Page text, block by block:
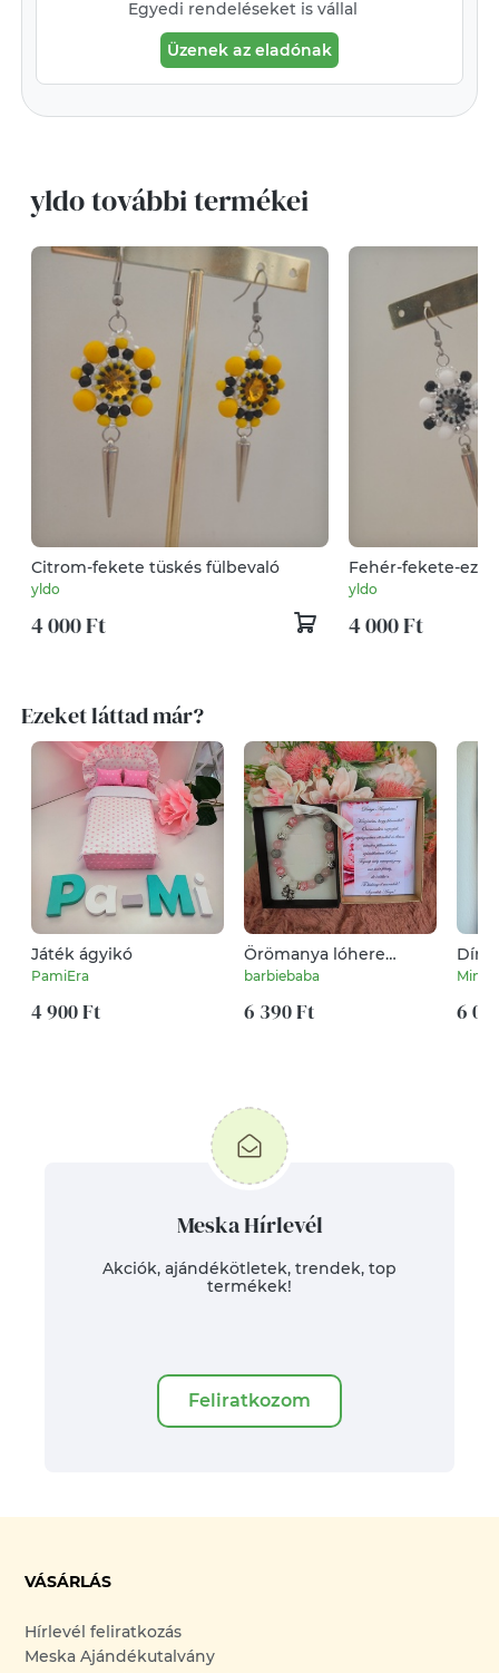
Egyedi rendeléseket is vállal
Üzenek az eladónak
yldo további termékei
Citrom-fekete tüskés fülbevaló
yldo
4 000 Ft
Fehér-fekete-
fülbevaló
yldo
4 000 Ft
Ezeket láttad már?
Játék ágyikó
PamiEra
4 900 Ft
Örömanya lóhere
karkötő
barbiebaba
6 390 Ft
Dínó
6
Meska Hírlevél
Akciók, ajándékötletek, trendek, top
termékek!
Feliratkozom
VÁSÁRLÁS
Hírlevél feliratkozás
Meska Ajándékutalvány